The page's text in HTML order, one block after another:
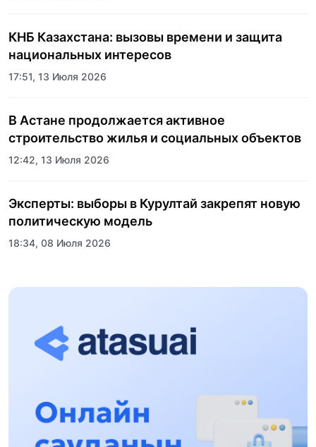
КНБ Казахстана: вызовы времени и защита
национальных интересов
17:51, 13 Июля 2026
В Астане продолжается активное
строительство жилья и социальных объектов
12:42, 13 Июля 2026
Эксперты: выборы в Курултай закрепят новую
политическую модель
18:34, 08 Июля 2026
Пять лет трансформации стали новой точкой
состоялось торжественное открытие
Казахского национального университета
спорта
17:24, 02 Июля 2026
замедления
14:09, 02 Июля 2026